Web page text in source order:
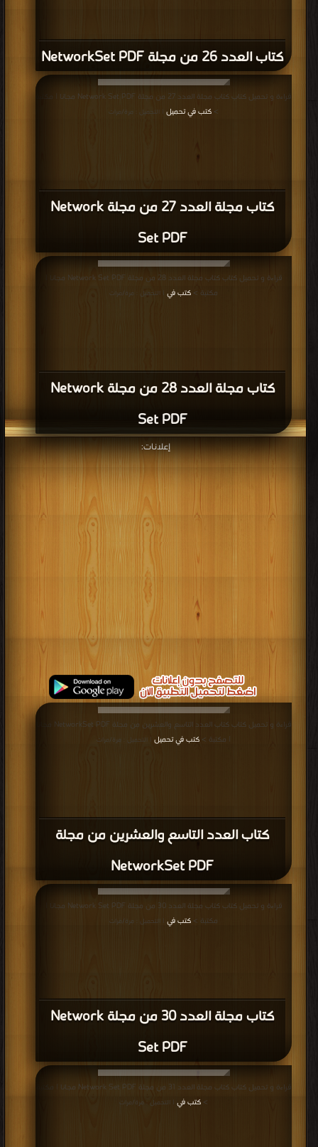
كتاب العدد 26 من مجلة NetworkSet PDF
كتاب مجلة العدد 27 من مجلة Network
Set PDF
قراءة و تحميل كتاب كتاب مجلة العدد 27 من مجلة Network Set PDF مجانا | مكتبة
> كتب في تحميل | التحميل : مرة/مرات
كتاب مجلة العدد 28 من مجلة Network
Set PDF
قراءة و تحميل كتاب كتاب مجلة العدد 28 من مجلة Network Set PDF مجانا |
مكتبة > كتب في | التحميل : مرة/مرات
إعلانات:
كتاب العدد التاسع والعشرين من مجلة
NetworkSet PDF
| مكتبة > كتب في تحميل | التحميل : مرة/مرات
كتاب مجلة العدد 30 من مجلة Network
Set PDF
قراءة و تحميل كتاب كتاب مجلة العدد 30 من مجلة Network Set PDF مجانا |
مكتبة > كتب في | التحميل : مرة/مرات
قراءة و تحميل كتاب كتاب مجلة العدد 31 من مجلة Network Set PDF مجانا | مكتبة
> كتب في | التحميل : مرة/مرات